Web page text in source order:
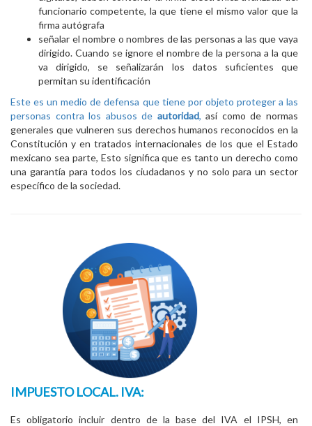
funcionario competente, la que tiene el mismo valor que la
firma autógrafa
señalar el nombre o nombres de las personas a las que vaya
dirigido. Cuando se ignore el nombre de la persona a la que
va dirigido, se señalizarán los datos suficientes que
permitan su identificación
Este es un medio de defensa que tiene por objeto proteger a las
personas contra los abusos de autoridad,así como de normas
generales que vulneren sus derechos humanos reconocidos en la
Constitución y en tratados internacionales de los que el Estado
mexicano sea parte, Esto significa que es tanto un derecho como
una garantía para todos los ciudadanos y no solo para un sector
específico de la sociedad.
IMPUESTO LOCAL. IVA:
Es obligatorio incluir dentro de la base del IVA el IPSH, en